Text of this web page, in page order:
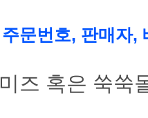
문번호, 판매자,
즈 혹은 쑥쑥